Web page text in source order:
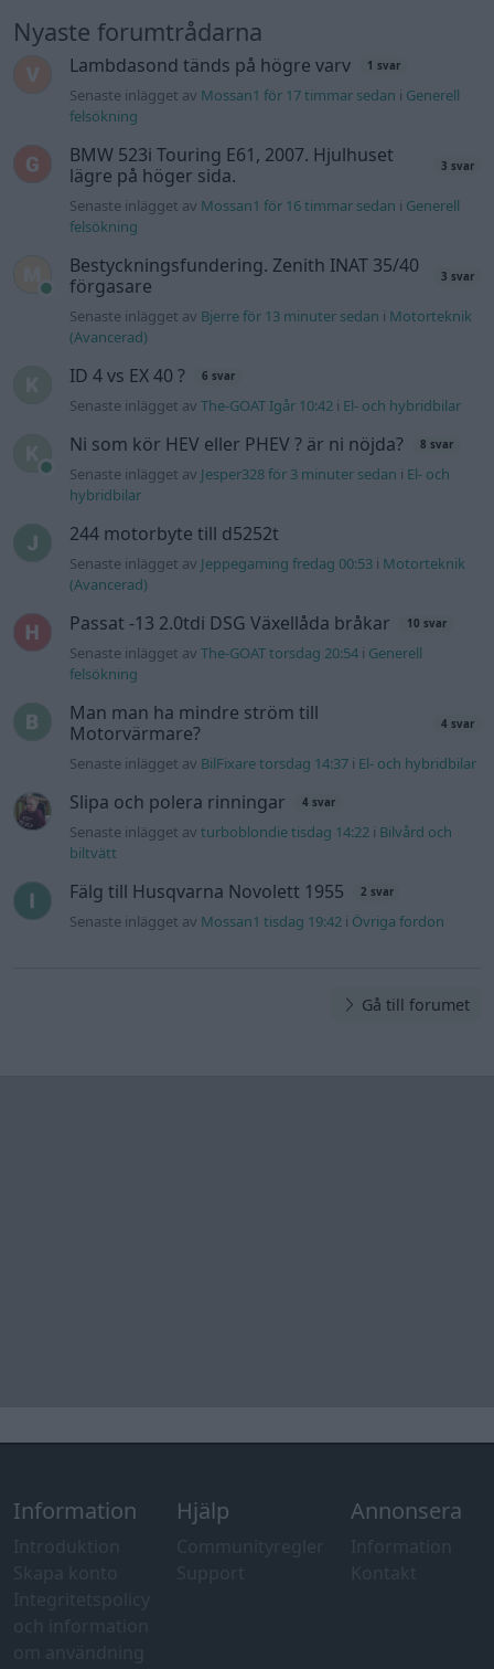
Nyaste forumtrådarna
Lambdasond tänds på högre varv 1 svar
Senaste inlägget av Mossan1 för 17 timmar sedan i Generell
felsökning
BMW 523i Touring E61, 2007. Hjulhuset
lägre på höger sida.
3 svar
Senaste inlägget av Mossan1 för 16 timmar sedan i Generell
felsökning
Bestyckningsfundering. Zenith INAT 35/40
förgasare
3 svar
Senaste inlägget av Bjerre för 13 minuter sedan i Motorteknik
(Avancerad)
ID 4 vs EX 40 ? 6 svar
Senaste inlägget avThe-GOAT Igår 10:42 i El- och hybridbilar
Ni som kör HEV eller PHEV ? är ni nöjda? 8 svar
Senaste inlägget av Jesper328 för 3 minuter sedan i El- och
hybridbilar
244 motorbyte till d5252t
Senaste inlägget av Jeppegaming fredag 00:53 i Motorteknik
(Avancerad)
Passat -13 2.0tdi DSG Växellåda bråkar 10 svar
Senaste inlägget avThe-GOAT torsdag 20:54 i Generell
felsökning
Man man ha mindre ström till
Motorvärmare?
4 svar
Senaste inlägget av BilFixare torsdag 14:37 i El- och hybridbilar
Slipa och polera rinningar 4 svar
Senaste inlägget avturboblondie tisdag 14:22 i Bilvård och
biltvätt
Fälg till Husqvarna Novolett 1955 2 svar
Senaste inlägget av Mossan1 tisdag 19:42 i Övriga fordon
Gå till forumet
Information Hjälp Annonsera